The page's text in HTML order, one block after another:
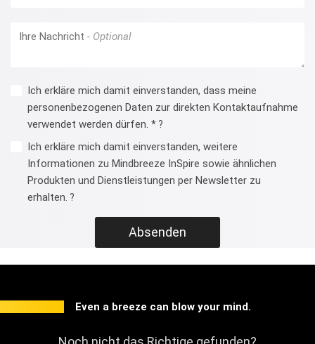
Ihre Nachricht
Ich erkläre mich damit einverstanden, dass meine
personenbezogenen Daten zur direkten Kontaktaufnahme
verwendet werden dürfen. * ?
Ich erkläre mich damit einverstanden, weitere
Informationen zu Mindbreeze InSpire sowie ähnlichen
Produkten und Dienstleistungen per Newsletter zu
erhalten. ?
Absenden
Even a breeze can blow your mind.